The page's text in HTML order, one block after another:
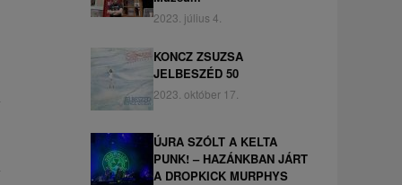
2023. július 4.
KONCZ ZSUZSA
JELBESZÉD 50
2023. október 17.
ÚJRA SZÓLT A KELTA
PUNK! – HAZÁNKBAN JÁRT
A DROPKICK MURPHYS